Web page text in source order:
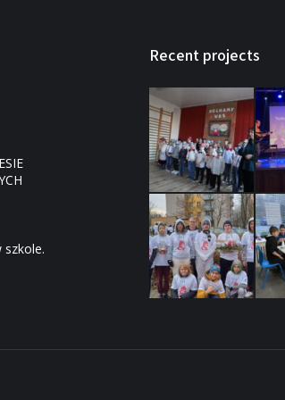
szkole.
Recent projects